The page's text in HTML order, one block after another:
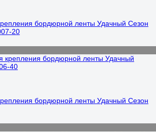
бордюрной ленты Удачный Сезон
20
бордюрной ленты Удачный Сезон